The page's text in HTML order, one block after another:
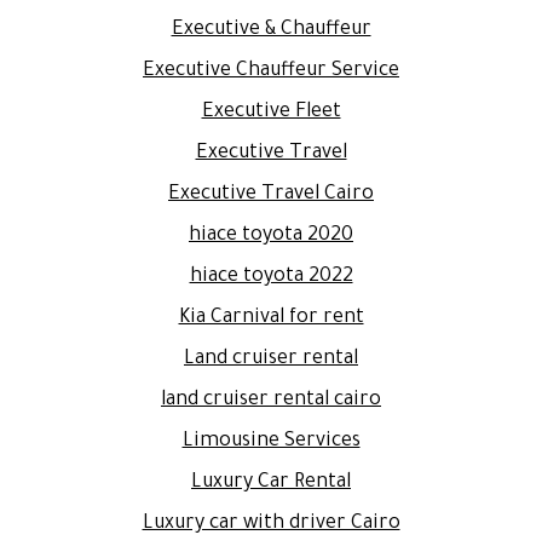
Executive & Chauffeur
Executive Chauffeur Service
Executive Fleet
Executive Travel
Executive Travel Cairo
hiace toyota 2020
hiace toyota 2022
Kia Carnival for rent
Land cruiser rental
land cruiser rental cairo
Limousine Services
Luxury Car Rental
Luxury car with driver Cairo